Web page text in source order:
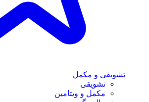
تشویقی و مکمل
تشویقی
مکمل و ویتامین